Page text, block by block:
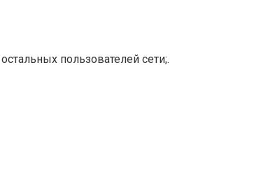
пользователей сети;.